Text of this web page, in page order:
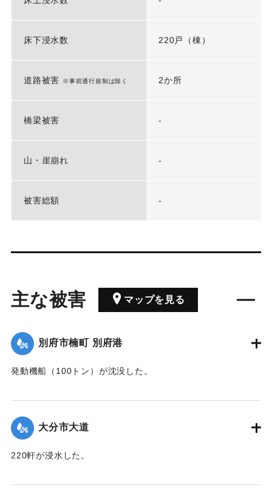
床下浸水数 220戸（棟）
道路被害 ※事前通行規制は除く 2か所
橋梁被害 -
山・崖崩れ -
被害総額 -
主な被害 マップを見る
別府市楠町 別府港
発動機船（100トン）が沈没した。
｜固有コード:00363007
大分市大道
220軒が浸水した。
｜固有コード:00363001